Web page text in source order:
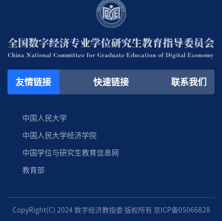
友情链接 快速链接 联系我们
中国人民大学
中国人民大学经济学院
中国学位与研究生教育信息网
教育部
CopyRight(C) 2024 数字经济教指委 版权所有 京ICP备05066828